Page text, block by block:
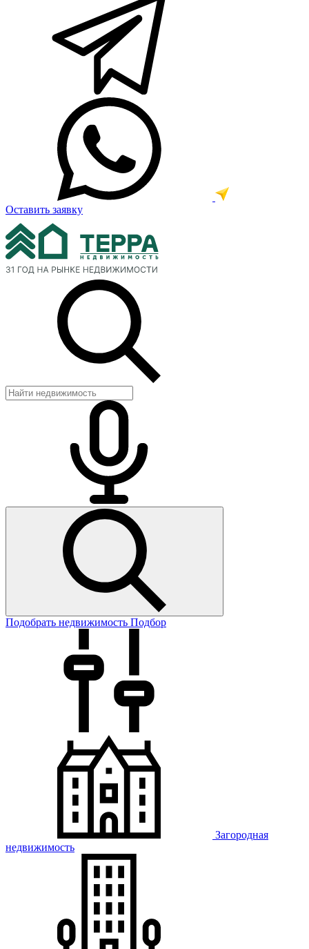
Оставить заявку
Подобрать недвижимость Подбор
Загородная
недвижимость